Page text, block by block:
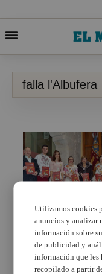
falla l'Albufera
La falla
Catarroja
llibret
Utilizamos cookies
anuncios y analizar
información sobre
de publicidad y
información que les
recopilado a partir